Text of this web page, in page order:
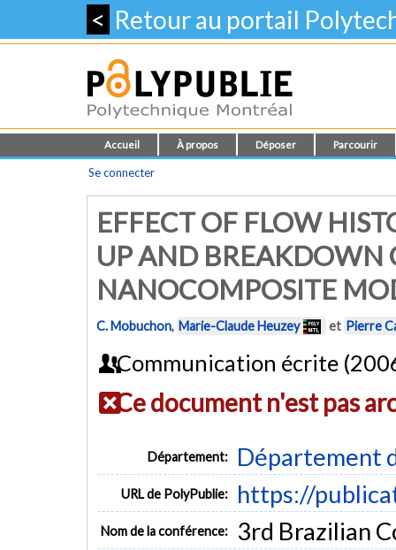
< Retour au portail
Accueil À propos Déposer Parcourir
Se connecter
EFFECT OF FLOW
UP AND BREAKDOWN
NANOCOMPOSITE
C. Mobuchon, Marie-Claude Heuzey et Pierre
Communication écrite
Ce document n'est pas
Département: Département
URL de PolyPublie: https://
Nom de la conférence: 3rd Brazilian